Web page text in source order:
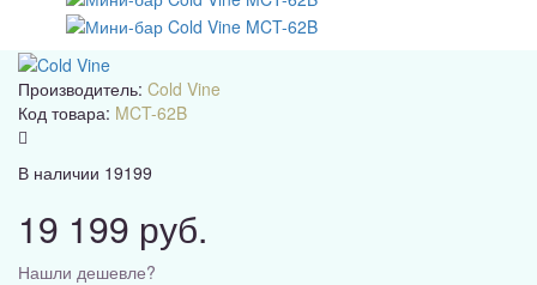
Производитель: Cold Vine
Код товара: MCT-62B
В наличии 19199
19 199 руб.
Нашли дешевле?